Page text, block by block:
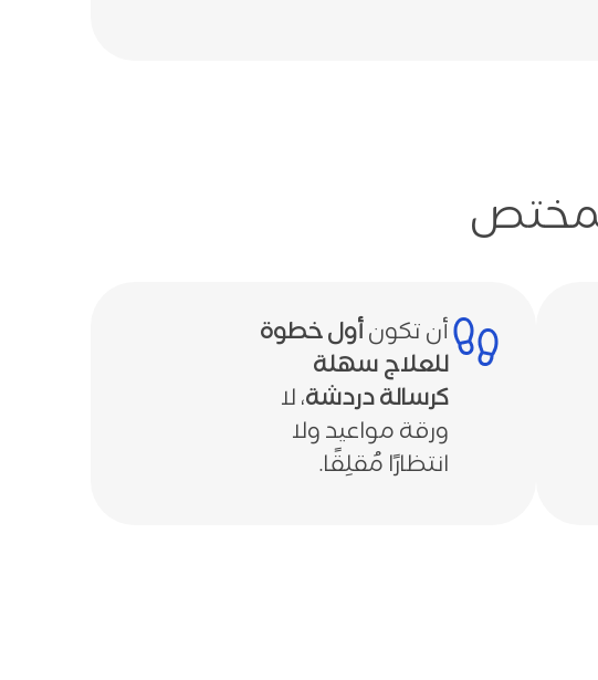
أن تكون أول خطوة
للعلاج سهلة
كرسالة دردشة، لا
ورقة مواعيد ولا
انتظارًا مُقلِقًا.